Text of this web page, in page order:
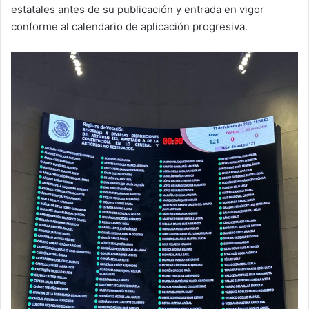
estatales antes de su publicación y entrada en vigor
conforme al calendario de aplicación progresiva.